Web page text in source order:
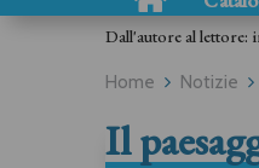
Dall'autore al lettore:
Home Notizie
Il